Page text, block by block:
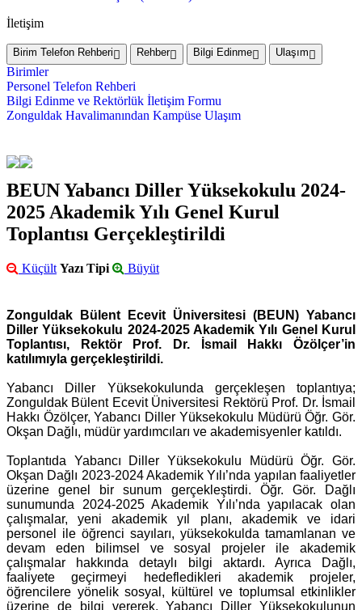
İletişim
Birim Telefon Rehberi Rehber Bilgi Edinme Ulaşım
Birimler
Personel Telefon Rehberi
Bilgi Edinme ve Rektörlük İletişim Formu
Zonguldak Havalimanından Kampüse Ulaşım
BEUN Yabancı Diller Yüksekokulu 2024-
2025 Akademik Yılı Genel Kurul
Toplantısı Gerçekleştirildi
Küçült Yazı Tipi Büyüt
Zonguldak Bülent Ecevit Üniversitesi (BEUN) Yabancı
Diller Yüksekokulu 2024-2025 Akademik Yılı Genel Kurul
Toplantısı, Rektör Prof. Dr. İsmail Hakkı Özölçer’in
katılımıyla gerçekleştirildi.
Yabancı Diller Yüksekokulunda gerçekleşen toplantıya;
Zonguldak Bülent Ecevit Üniversitesi Rektörü Prof. Dr. İsmail
Hakkı Özölçer, Yabancı Diller Yüksekokulu Müdürü Öğr. Gör.
Okşan Dağlı, müdür yardımcıları ve akademisyenler katıldı.
Toplantıda Yabancı Diller Yüksekokulu Müdürü Öğr. Gör.
Okşan Dağlı 2023-2024 Akademik Yılı’nda yapılan faaliyetler
üzerine genel bir sunum gerçekleştirdi. Öğr. Gör. Dağlı
sunumunda 2024-2025 Akademik Yılı’nda yapılacak olan
çalışmalar, yeni akademik yıl planı, akademik ve idari
personel ile öğrenci sayıları, yüksekokulda tamamlanan ve
devam eden bilimsel ve sosyal projeler ile akademik
çalışmalar hakkında detaylı bilgi aktardı. Ayrıca Dağlı,
faaliyete geçirmeyi hedefledikleri akademik projeler,
öğrencilere yönelik sosyal, kültürel ve toplumsal etkinlikler
üzerine de bilgi vererek, Yabancı Diller Yüksekokulunun